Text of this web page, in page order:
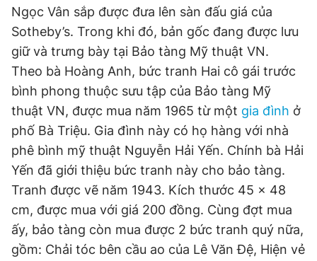
Giấy phép xuất bản số 110/GP - BTTTT cấp ngày 24.3.2020
© 2003-2026 Bản quyền thuộc về Báo Thanh Niên. Cấm sao
chép dưới mọi hình thức nếu không có sự chấp thuận bằng văn
bản. Phát triển bởi ePi Technologies, JSC.
Ngọc Vân sắp được đưa lên sàn đấu giá của
Sotheby’s. Trong khi đó, bản gốc đang được lưu
giữ và trưng bày tại Bảo tàng Mỹ thuật VN.
Theo bà Hoàng Anh, bức tranh Hai cô gái trước
bình phong thuộc sưu tập của Bảo tàng Mỹ
thuật VN, được mua năm 1965 từ một gia đình ở
phố Bà Triệu. Gia đình này có họ hàng với nhà
phê bình mỹ thuật Nguyễn Hải Yến. Chính bà Hải
Yến đã giới thiệu bức tranh này cho bảo tàng.
Tranh được vẽ năm 1943. Kích thước 45 x 48
cm, được mua với giá 200 đồng. Cùng đợt mua
ấy, bảo tàng còn mua được 2 bức tranh quý nữa,
gồm: Chải tóc bên cầu ao của Lê Văn Đệ, Hiện vẻ